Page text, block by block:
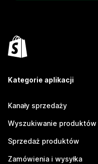
Kategorie aplikacji
Kanały sprzedaży
Wyszukiwanie produktów
Sprzedaż produktów
Zamówienia i wysyłka